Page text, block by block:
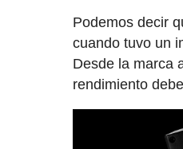
Podemos decir
cuando tuvo un
Desde la marca
rendimiento